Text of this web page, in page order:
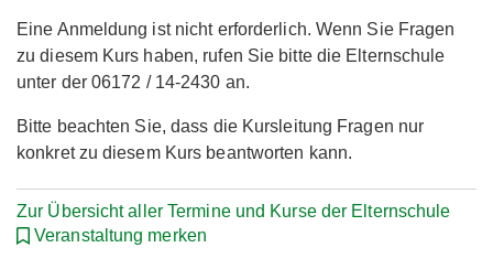
Eine Anmeldung ist nicht erforderlich. Wenn Sie Fragen
zu diesem Kurs haben, rufen Sie bitte die Elternschule
unter der 06172 / 14-2430 an.
Bitte beachten Sie, dass die Kursleitung Fragen nur
konkret zu diesem Kurs beantworten kann.
Zur Übersicht aller Termine und Kurse der Elternschule
Veranstaltung merken